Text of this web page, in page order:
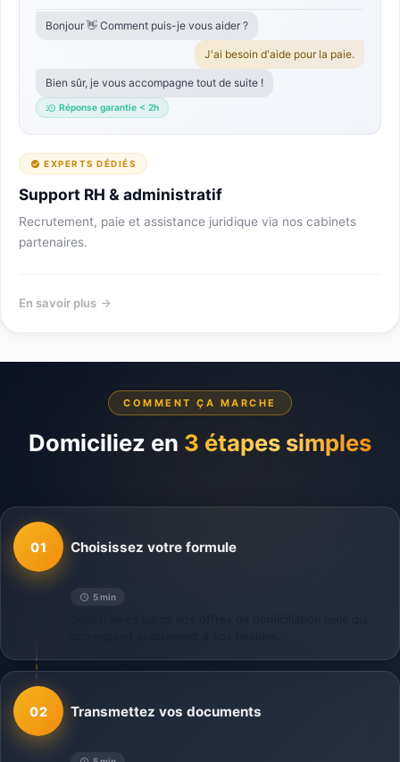
Bonjour 👋 Comment puis-je vous aider ?
J'ai besoin d'aide pour la paie.
Bien sûr, je vous accompagne tout de suite !
Réponse garantie < 2h
EXPERTS DÉDIÉS
Support RH & administratif
Recrutement, paie et assistance juridique via nos cabinets
partenaires.
En savoir plus
COMMENT ÇA MARCHE
Domiciliez en 3 étapes simples
01
5 min
Choisissez votre formule
02 Transmettez vos documents